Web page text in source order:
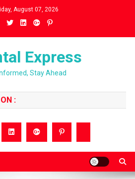
August 07, 2026
Express
Stay Ahead
: